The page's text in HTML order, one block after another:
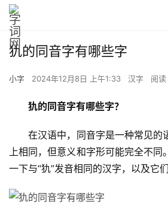
犰的同音字有哪些字
小字 2024年12月8日 上午1:33 汉字 阅
犰的同音字有哪些字？
在汉语中，同音字是一种常见的
上相同，但意义和字形可能完全不同
一下与“犰”发音相同的汉字，以及它